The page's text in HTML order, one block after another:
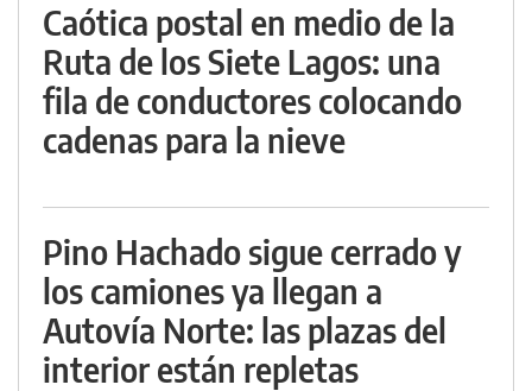
Caótica postal en medio de la
Ruta de los Siete Lagos: una
fila de conductores colocando
cadenas para la nieve
Pino Hachado sigue cerrado y
los camiones ya llegan a
Autovía Norte: las plazas del
interior están repletas